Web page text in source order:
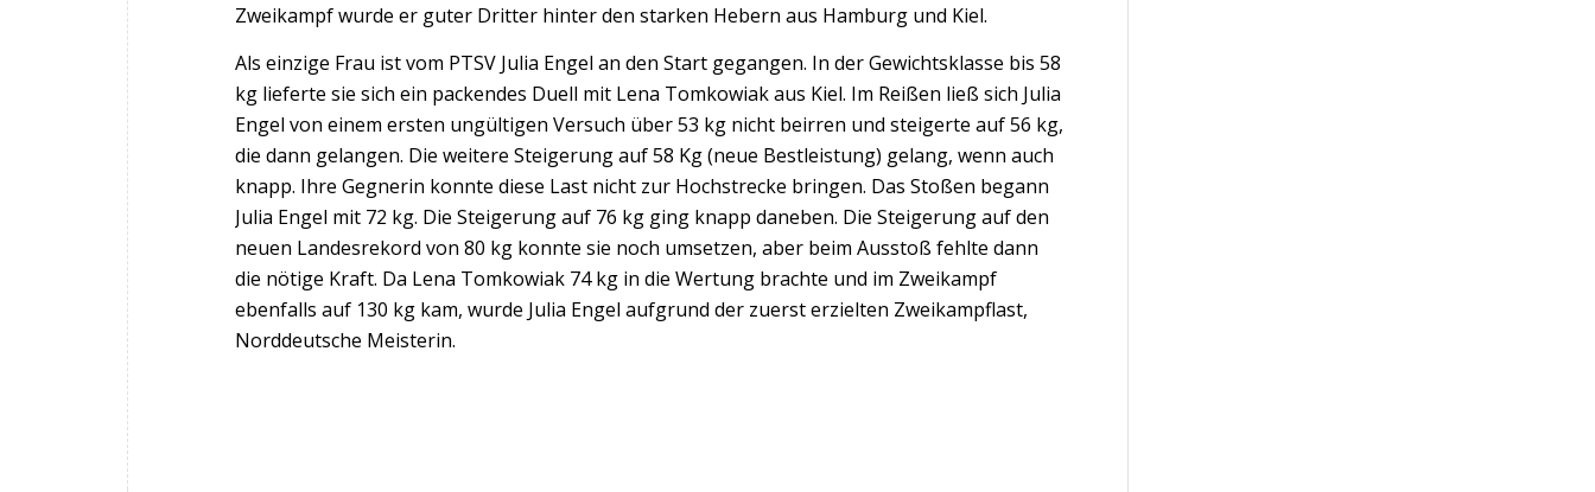
Zweikampf wurde er guter Dritter hinter den starken Hebern aus Hamburg und Kiel.
Als einzige Frau ist vom PTSV Julia Engel an den Start gegangen. In der Gewichtsklasse bis 58
kg lieferte sie sich ein packendes Duell mit Lena Tomkowiak aus Kiel. Im Reißen ließ sich Julia
Engel von einem ersten ungültigen Versuch über 53 kg nicht beirren und steigerte auf 56 kg,
die dann gelangen. Die weitere Steigerung auf 58 Kg (neue Bestleistung) gelang, wenn auch
knapp. Ihre Gegnerin konnte diese Last nicht zur Hochstrecke bringen. Das Stoßen begann
Julia Engel mit 72 kg. Die Steigerung auf 76 kg ging knapp daneben. Die Steigerung auf den
neuen Landesrekord von 80 kg konnte sie noch umsetzen, aber beim Ausstoß fehlte dann
die nötige Kraft. Da Lena Tomkowiak 74 kg in die Wertung brachte und im Zweikampf
ebenfalls auf 130 kg kam, wurde Julia Engel aufgrund der zuerst erzielten Zweikampflast,
Norddeutsche Meisterin.